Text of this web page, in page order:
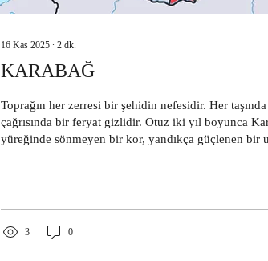
16 Kas 2025 ∙ 2 dk.
KARABAĞ
Toprağın her zerresi bir şehidin nefesidir. Her
çağrısında bir feryat gizlidir. Otuz iki yıl boyunca
yüreğinde sönmeyen bir kor, yandıkça güçlenen bir
çocuğun düşlerinde, bir askerin yüreğinde yaşadı o
3 0